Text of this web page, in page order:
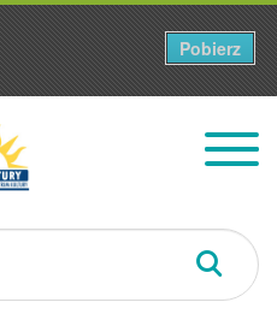
Pobierz